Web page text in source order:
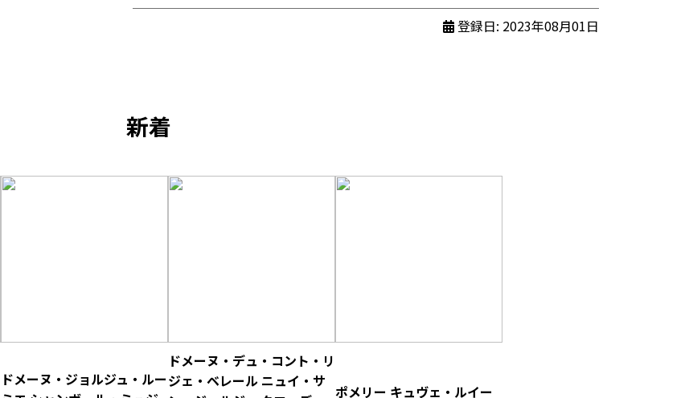
登録日: 2023年08月01日
新着
ドメーヌ・ジョルジュ・ルー
ドメーヌ・デュ・コント・リ
ジェ・ベレール ニュイ・サ
ポメリー キュヴェ・ルイー